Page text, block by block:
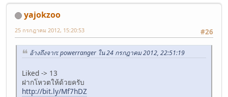
yajokzoo
#26
25 กรกฎาคม 2012, 15:20:53
อ้างถึงจาก: powerranger ใน 24 กรกฎาคม 2012, 22:51:19
Liked -> 13
ฝากโหวตให้ด้วยครับ
http://bit.ly/Mf7hDZ